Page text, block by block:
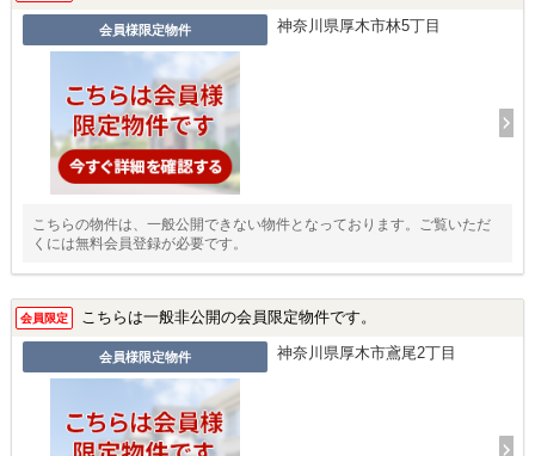
会員様限定物件 神奈川県厚木市林5丁目
こちらの物件は、一般公開できない物件となっております。ご覧いただ
くには無料会員登録が必要です。
会員限定 こちらは一般非公開の会員限定物件です。
会員様限定物件 神奈川県厚木市鳶尾2丁目